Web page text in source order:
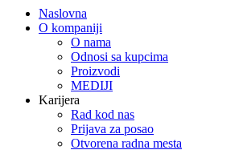
Naslovna
O kompaniji
O nama
Odnosi sa kupcima
Proizvodi
MEDIJI
Karijera
Rad kod nas
Prijava za posao
Otvorena radna mesta